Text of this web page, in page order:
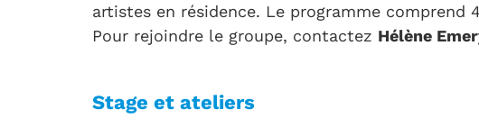
artistes en résidence. Le programme comprend
Pour rejoindre le groupe, contactez Hélène
Stage et ateliers